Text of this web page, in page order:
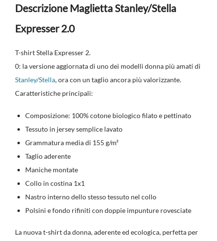
Descrizione Maglietta Stanley/Stella
Expresser 2.0
T-shirt Stella Expresser 2.
0: la versione aggiornata di uno dei modelli donna più amati di
Stanley/Stella, ora con un taglio ancora più valorizzante.
Caratteristiche principali:
Composizione: 100% cotone biologico filato e pettinato
Tessuto in jersey semplice lavato
Grammatura media di 155 g/m²
Taglio aderente
Maniche montate
Collo in costina 1x1
Nastro interno dello stesso tessuto nel collo
Polsini e fondo rifiniti con doppie impunture rovesciate
La nuova t-shirt da donna, aderente ed ecologica, perfetta per